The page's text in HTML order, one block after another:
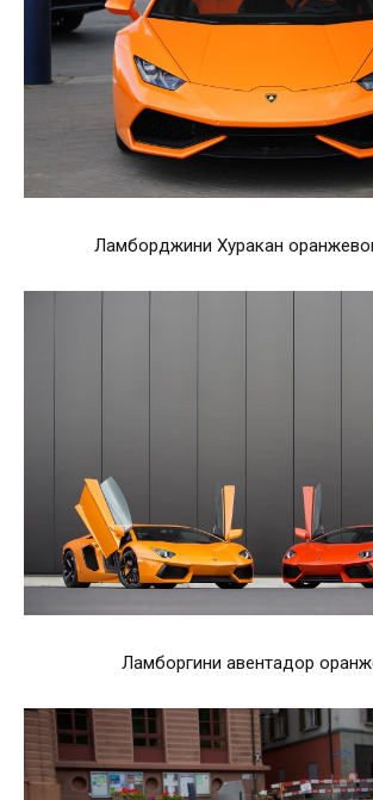
Ламборджини Хуракан
Ламборгини авентадор